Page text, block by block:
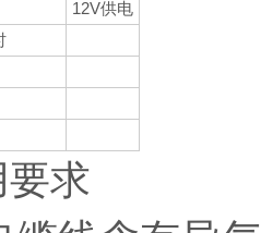
12V供电
求